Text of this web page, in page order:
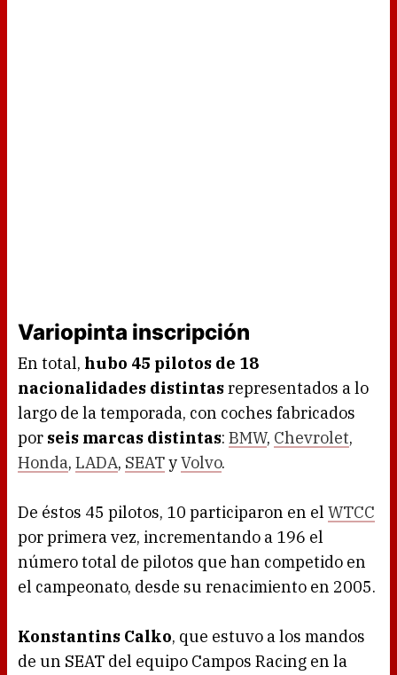
Variopinta inscripción
En total, hubo 45 pilotos de 18
nacionalidades distintasrepresentados a lo
largo de la temporada, con coches fabricados
por seis marcas distintas: BMW, Chevrolet,
Honda, LADA, SEATyVolvo.
De éstos 45 pilotos, 10 participaron en el WTCC
por primera vez, incrementando a 196 el
número total de pilotos que han competido en
el campeonato, desde su renacimiento en 2005.
Konstantins Calko, que estuvo a los mandos
de un SEAT del equipo Campos Racing en la